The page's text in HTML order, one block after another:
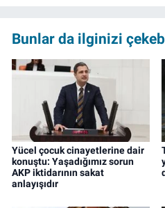
ve editör olarak
Bunlar da ilginizi
Yücel çocuk cinayetlerine dair
konuştu: Yaşadığımız sorun
AKP iktidarının sakat
anlayışıdır